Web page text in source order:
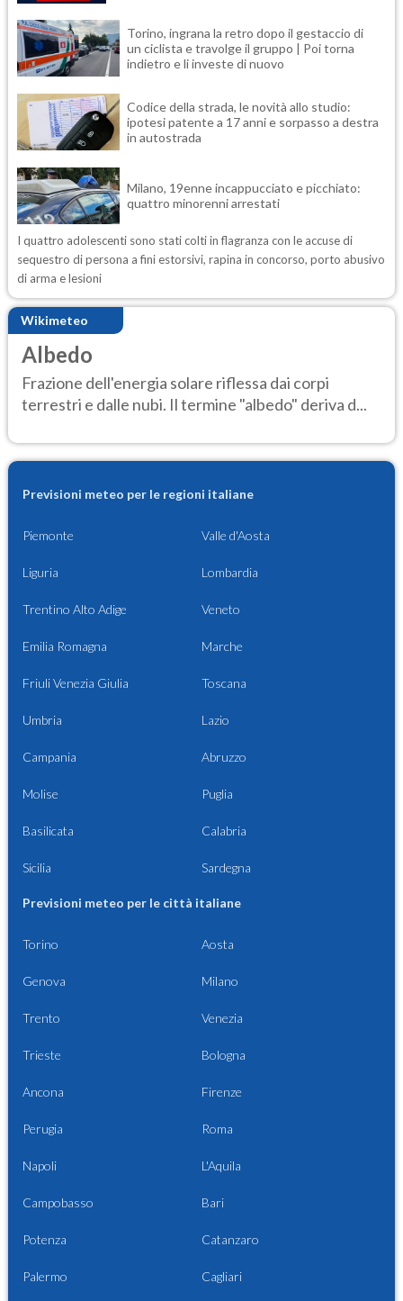
Torino, ingrana la retro dopo il gestaccio di
un ciclista e travolge il gruppo | Poi torna
indietro e li investe di nuovo
Codice della strada, le novità allo studio:
ipotesi patente a 17 anni e sorpasso a destra
in autostrada
Milano, 19enne incappucciato e picchiato:
quattro minorenni arrestati
I quattro adolescenti sono stati colti in flagranza con le accuse di
sequestro di persona a fini estorsivi, rapina in concorso, porto abusivo
di arma e lesioni
Wikimeteo
Albedo
Frazione dell'energia solare riflessa dai corpi
terrestri e dalle nubi. Il termine "albedo" deriva d...
Previsioni meteo per le regioni italiane
Piemonte Valle d'Aosta
Liguria Lombardia
Trentino Alto Adige Veneto
Emilia Romagna Marche
Friuli Venezia Giulia Toscana
Umbria Lazio
Campania Abruzzo
Molise Puglia
Basilicata Calabria
Sicilia Sardegna
Previsioni meteo per le città italiane
Torino Aosta
Genova Milano
Trento Venezia
Trieste Bologna
Ancona Firenze
Perugia Roma
Napoli L'Aquila
Campobasso Bari
Potenza Catanzaro
Palermo Cagliari